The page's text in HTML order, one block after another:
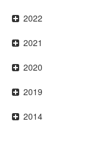
2022
2021
2020
2019
2014